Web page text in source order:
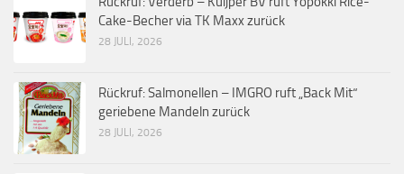
Cake-Becher via TK Maxx zurück
28 JULI, 2026
Rückruf: Salmonellen – IMGRO ruft „Back Mit“
geriebene Mandeln zurück
28 JULI, 2026